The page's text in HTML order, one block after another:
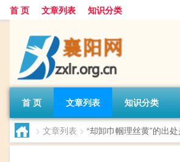
首 页 文章列表 知识分类
首 页 文章列表 知识分类
> 文章列表 > “却卸巾帼理丝黄”的出